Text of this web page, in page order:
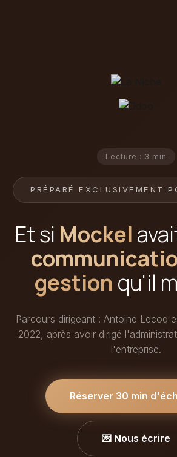
Lecture : 3 min
PRÉPARÉ EXCLUSIVEMENT
Et si Mockel
gestion qu'il
Parcours dirigeant : Antoine Lecoq
2022, après avoir dirigé
l'entreprise.
Réserver 30 min
💌 Nous écrire